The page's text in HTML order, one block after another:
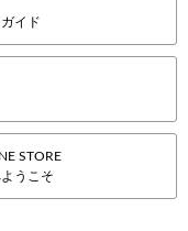
イド
STORE
うこそ